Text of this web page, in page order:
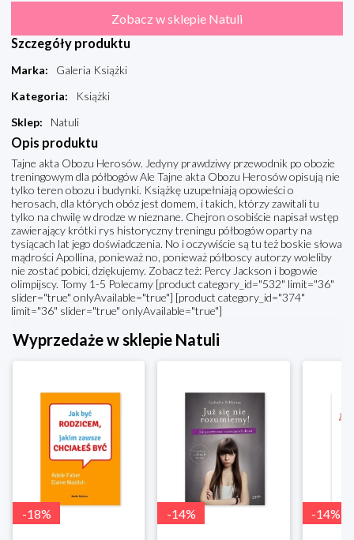
Zobacz w sklepie Natuli
Szczegóły produktu
Marka:
Galeria Książki
Kategoria:
Książki
Sklep: Natuli
Opis produktu
Tajne akta Obozu Herosów. Jedyny prawdziwy przewodnik po obozie
treningowym dla półbogów Ale Tajne akta Obozu Herosów opisują nie
tylko teren obozu i budynki. Książkę uzupełniają opowieści o
herosach, dla których obóz jest domem, i takich, którzy zawitali tu
tylko na chwilę w drodze w nieznane. Chejron osobiście napisał wstęp
zawierający krótki rys historyczny treningu półbogów oparty na
tysiącach lat jego doświadczenia. No i oczywiście są tu też boskie słowa
mądrości Apollina, ponieważ no, ponieważ półboscy autorzy woleliby
nie zostać pobici, dziękujemy. Zobacz też: Percy Jackson i bogowie
olimpijscy. Tomy 1-5 Polecamy [product category_id="532" limit="36"
slider="true" onlyAvailable="true"] [product category_id="374"
limit="36" slider="true" onlyAvailable="true"]
Wyprzedaże w sklepie Natuli
-18% -14% -14%